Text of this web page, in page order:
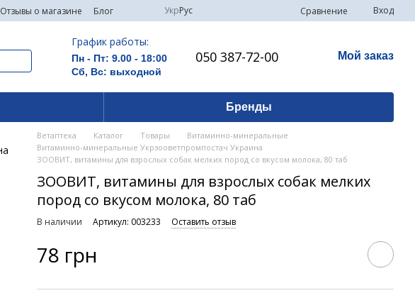
Отзывы о магазине Блог УкрРус Сравнение Вход
График работы:
Пн - Пт: 9.00 - 18:00
Сб, Вс: выходной
050 387-72-00 Мой заказ
Бренды
Ветаптека Каталог Товары
Витаминно-минеральные
Витаминно-минеральные Укрзооветпромпостач Украина
ЗООВИТ, витамины для взрослых собак мелких пород со вкусом молока, 80 таб
ЗООВИТ, витамины для взрослых собак мелких
пород со вкусом молока, 80 таб
В наличии Артикул: 003233 Оставить отзыв
78 грн